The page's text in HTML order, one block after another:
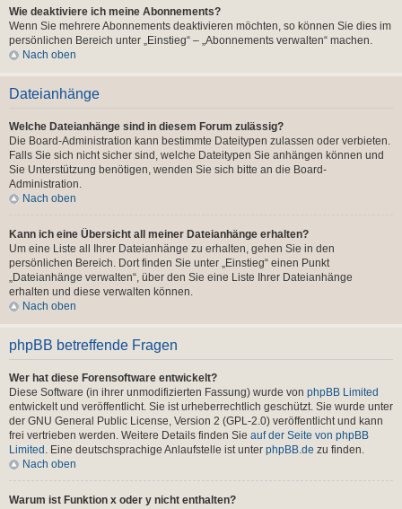
Wie deaktiviere ich meine Abonnements?
Wenn Sie mehrere Abonnements deaktivieren möchten, so können Sie dies im
persönlichen Bereich unter „Einstieg“ – „Abonnements verwalten“ machen.
Nach oben
Dateianhänge
Welche Dateianhänge sind in diesem Forum zulässig?
Die Board-Administration kann bestimmte Dateitypen zulassen oder verbieten.
Falls Sie sich nicht sicher sind, welche Dateitypen Sie anhängen können und
Sie Unterstützung benötigen, wenden Sie sich bitte an die Board-
Administration.
Nach oben
Kann ich eine Übersicht all meiner Dateianhänge erhalten?
Um eine Liste all Ihrer Dateianhänge zu erhalten, gehen Sie in den
persönlichen Bereich. Dort finden Sie unter „Einstieg“ einen Punkt
„Dateianhänge verwalten“, über den Sie eine Liste Ihrer Dateianhänge
erhalten und diese verwalten können.
Nach oben
phpBB betreffende Fragen
Wer hat diese Forensoftware entwickelt?
Diese Software (in ihrer unmodifizierten Fassung) wurde von phpBB Limited
entwickelt und veröffentlicht. Sie ist urheberrechtlich geschützt. Sie wurde unter
der GNU General Public License, Version 2 (GPL-2.0) veröffentlicht und kann
frei vertrieben werden. Weitere Details finden Sie auf der Seite von phpBB
Limited . Eine deutschsprachige Anlaufstelle ist unter phpBB.de zu finden.
Nach oben
Warum ist Funktion x oder y nicht enthalten?